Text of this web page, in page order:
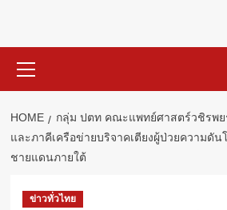
Menu
HOME
กลุ่ม ปตท คณะแพทย์ศาสตร์วชิรพย
และภาคีเครือข่ายบริจาคเตียงผู้ป่วยความดัน
ชายแดนภายใต้
ข่าวทั่วไทย